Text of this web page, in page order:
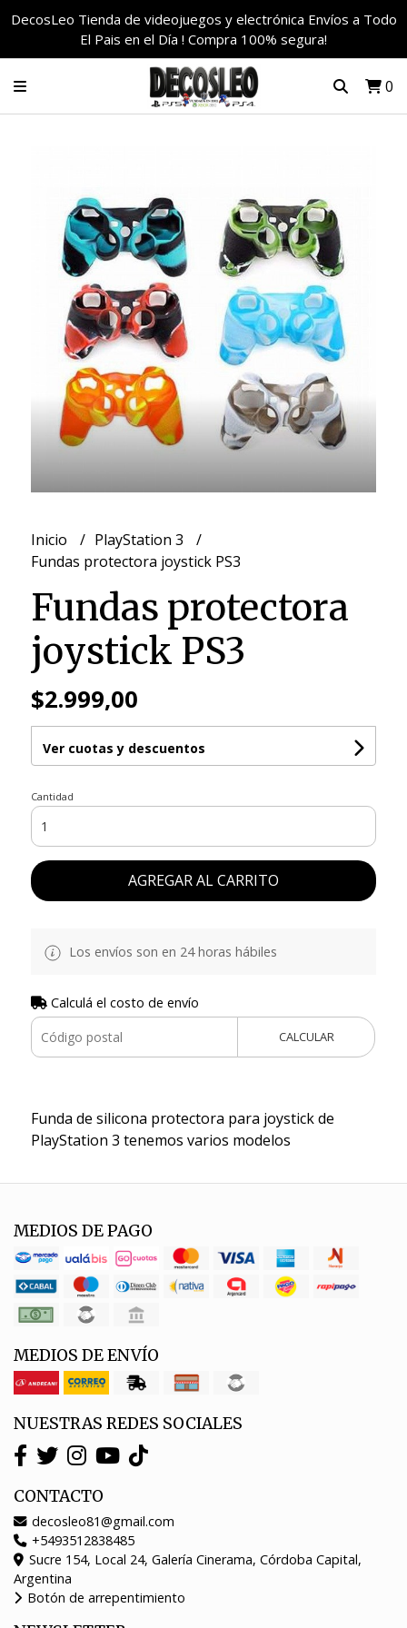
DecosLeo Tienda de videojuegos y electrónica Envíos a Todo
El Pais en el Día ! Compra 100% segura!
0
Inicio
PlayStation 3
Fundas protectora joystick PS3
Fundas protectora
joystick PS3
$2.999,00
Ver cuotas y descuentos
Cantidad
AGREGAR AL CARRITO
Los envíos son en 24 horas hábiles
Calculá el costo de envío
CALCULAR
Funda de silicona protectora para joystick de
PlayStation 3 tenemos varios modelos
MEDIOS DE PAGO
MEDIOS DE ENVÍO
NUESTRAS REDES SOCIALES
CONTACTO
decosleo81@gmail.com
+5493512838485
Sucre 154, Local 24, Galería Cinerama, Córdoba Capital,
Argentina
Botón de arrepentimiento